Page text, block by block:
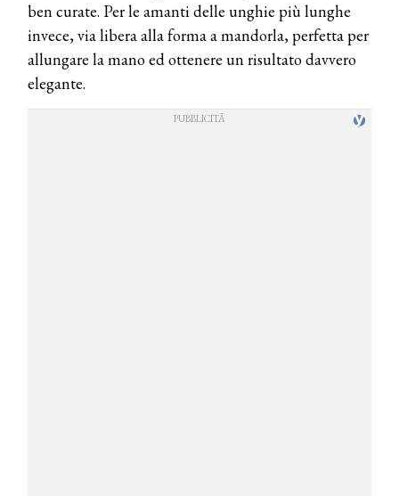
ben curate. Per le amanti delle unghie più lunghe
invece, via libera alla forma a mandorla, perfetta per
allungare la mano ed ottenere un risultato davvero
elegante.